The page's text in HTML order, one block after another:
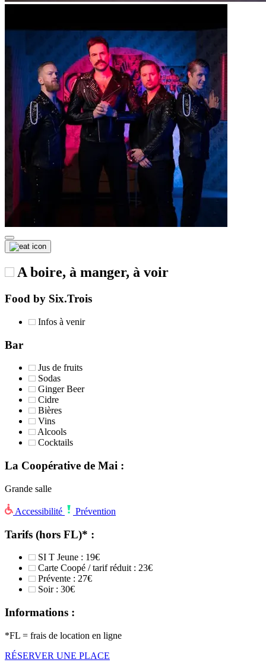
A boire, à manger, à voir
Food by Six.Trois
Infos à venir
Bar
Jus de fruits
Sodas
Ginger Beer
Cidre
Bières
Vins
Alcools
Cocktails
La Coopérative de Mai :
Grande salle
Accessibilité Prévention
Tarifs (hors FL)* :
SI T Jeune : 19€
Carte Coopé / tarif réduit : 23€
Prévente : 27€
Soir : 30€
Informations :
*FL = frais de location en ligne
RÉSERVER UNE PLACE